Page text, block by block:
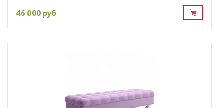
46 000 руб